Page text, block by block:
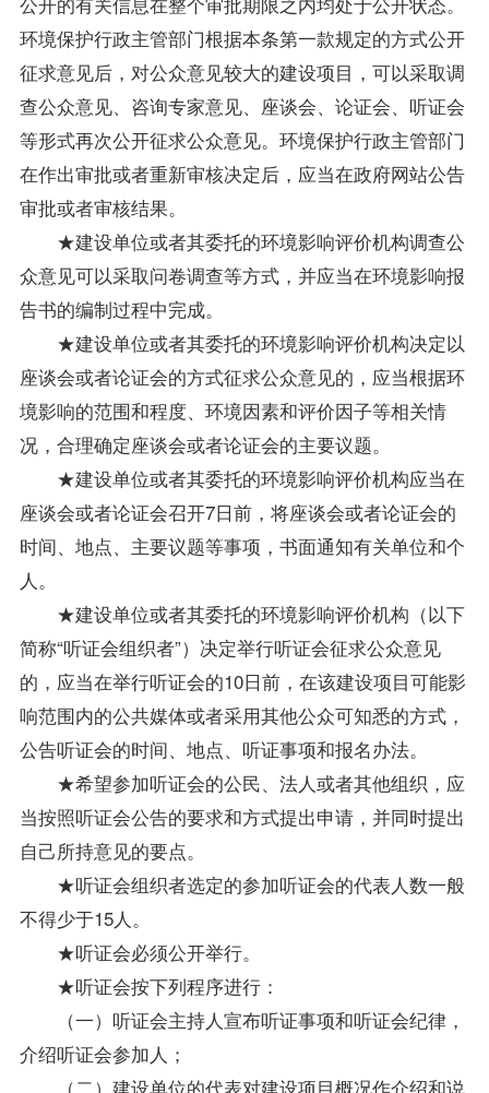
环境保护行政主管部门根据本条第一款规定的方式公开
征求意见后，对公众意见较大的建设项目，可以采取调
查公众意见、咨询专家意见、座谈会、论证会、听证会
等形式再次公开征求公众意见。环境保护行政主管部门
在作出审批或者重新审核决定后，应当在政府网站公告
审批或者审核结果。
★建设单位或者其委托的环境影响评价机构调查公
众意见可以采取问卷调查等方式，并应当在环境影响报
告书的编制过程中完成。
★建设单位或者其委托的环境影响评价机构决定以
座谈会或者论证会的方式征求公众意见的，应当根据环
境影响的范围和程度、环境因素和评价因子等相关情
况，合理确定座谈会或者论证会的主要议题。
★建设单位或者其委托的环境影响评价机构应当在
座谈会或者论证会召开7日前，将座谈会或者论证会的
时间、地点、主要议题等事项，书面通知有关单位和个
人。
★建设单位或者其委托的环境影响评价机构（以下
简称“听证会组织者”）决定举行听证会征求公众意见
的，应当在举行听证会的10日前，在该建设项目可能影
响范围内的公共媒体或者采用其他公众可知悉的方式，
公告听证会的时间、地点、听证事项和报名办法。
★希望参加听证会的公民、法人或者其他组织，应
当按照听证会公告的要求和方式提出申请，并同时提出
自己所持意见的要点。
★听证会组织者选定的参加听证会的代表人数一般
不得少于15人。
★听证会必须公开举行。
★听证会按下列程序进行：
（一）听证会主持人宣布听证事项和听证会纪律，
介绍听证会参加人；
（二）建设单位的代表对建设项目概况作介绍和说